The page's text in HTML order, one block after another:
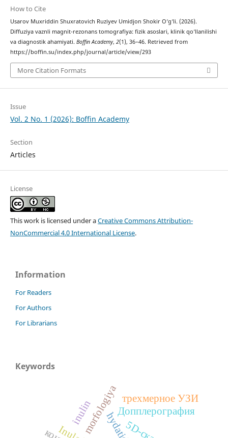
How to Cite
Usarov Muxriddin Shuxratovich Ruziyev Umidjon Shokir O‘g‘li. (2026).
Diffuziya vaznli magnit-rezonans tomografiya: fizik asoslari, klinik qo‘llanilishi
va diagnostik ahamiyati. Boffin Academy, 2(1), 36–46. Retrieved from
https://boffin.su/index.php/journal/article/view/293
More Citation Formats
Issue
Vol. 2 No. 1 (2026): Boffin Academy
Section
Articles
License
This work is licensed under aCreative Commons Attribution-
NonCommercial 4.0 International License.
Information
For Readers
For Authors
For Librarians
Keywords
morfologiya
inulin Допплерография
трехмерное УЗИ